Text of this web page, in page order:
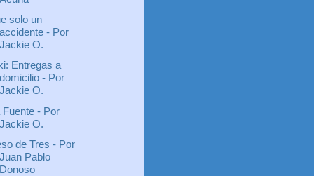
solo un
- Por
O.
Entregas a
- Por
O.
Fuente - Por
O.
de Tres - Por
Pablo